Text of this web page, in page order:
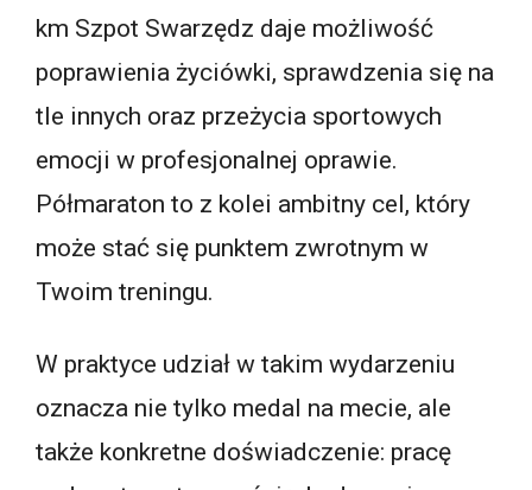
km Szpot Swarzędz daje możliwość
poprawienia życiówki, sprawdzenia się na
tle innych oraz przeżycia sportowych
emocji w profesjonalnej oprawie.
Półmaraton to z kolei ambitny cel, który
może stać się punktem zwrotnym w
Twoim treningu.
W praktyce udział w takim wydarzeniu
oznacza nie tylko medal na mecie, ale
także konkretne doświadczenie: pracę